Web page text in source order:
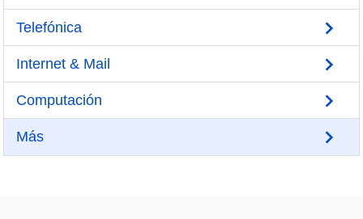
Telefónica
Internet & Mail
Computación
Más